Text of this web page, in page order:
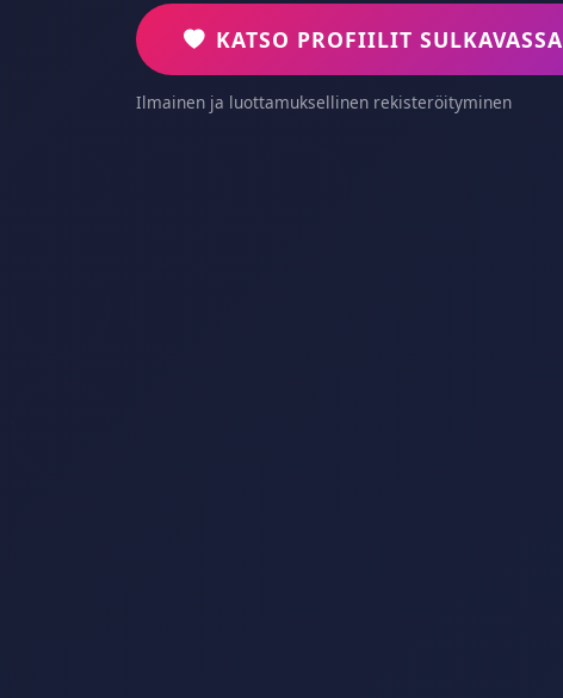
KATSO PROFIILIT SULKAVASSA
Ilmainen ja luottamuksellinen rekisteröityminen